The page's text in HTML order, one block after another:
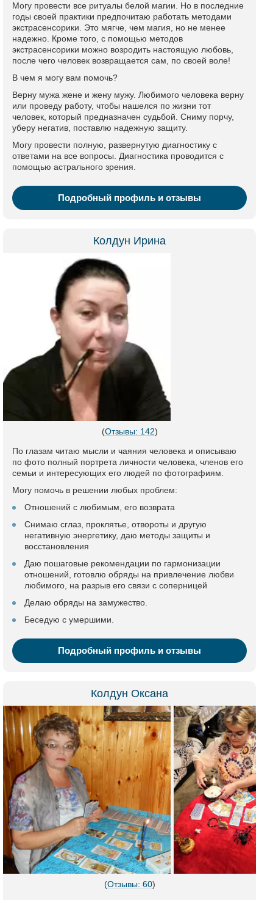
Могу провести все ритуалы белой магии. Но в последние
годы своей практики предпочитаю работать методами
экстрасенсорики. Это мягче, чем магия, но не менее
надежно. Кроме того, с помощью методов
экстрасенсорики можно возродить настоящую любовь,
после чего человек возвращается сам, по своей воле!
В чем я могу вам помочь?
Верну мужа жене и жену мужу. Любимого человека верну
или проведу работу, чтобы нашелся по жизни тот
человек, который предназначен судьбой. Сниму порчу,
уберу негатив, поставлю надежную защиту.
Могу провести полную, развернутую диагностику с
ответами на все вопросы. Диагностика проводится с
помощью астрального зрения.
Подробный профиль и отзывы
Колдун Ирина
(Отзывы: 142)
По глазам читаю мысли и чаяния человека и описываю
по фото полный портрета личности человека, членов его
семьи и интересующих его людей по фотографиям.
Могу помочь в решении любых проблем:
Отношений с любимым, его возврата
Снимаю сглаз, проклятье, отвороты и другую
негативную энергетику, даю методы защиты и
восстановления
Даю пошаговые рекомендации по гармонизации
отношений, готовлю обряды на привлечение любви
любимого, на разрыв его связи с соперницей
Делаю обряды на замужество.
Беседую с умершими.
Подробный профиль и отзывы
Колдун Оксана
(Отзывы: 60)